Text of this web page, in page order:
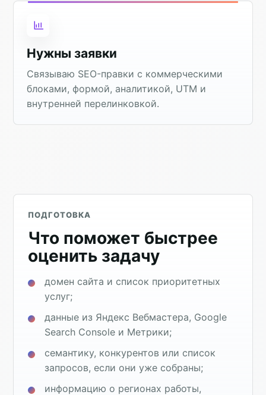
Нужны заявки
Связываю SEO-правки с коммерческими
блоками, формой, аналитикой, UTM и
внутренней перелинковкой.
ПОДГОТОВКА
Что поможет быстрее
оценить задачу
домен сайта и список приоритетных
услуг;
данные из Яндекс Вебмастера, Google
Search Console и Метрики;
семантику, конкурентов или список
запросов, если они уже собраны;
информацию о регионах работы,